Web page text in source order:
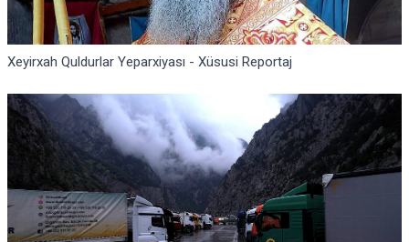
Xeyirxah Quldurlar Yeparxiyası - Xüsusi Reportaj